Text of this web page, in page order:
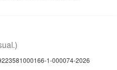
1-000074-2026